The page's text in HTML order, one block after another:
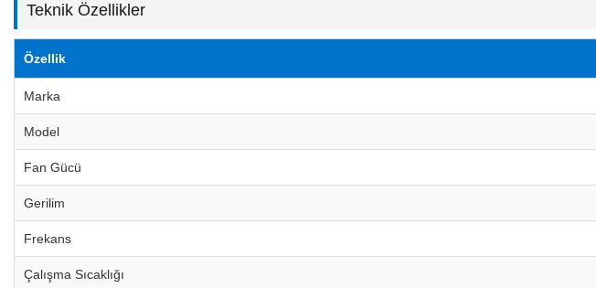
Teknik Özellikler
Özellik
Marka
Model
Fan Gücü
Gerilim
Frekans
Çalışma Sıcaklığı